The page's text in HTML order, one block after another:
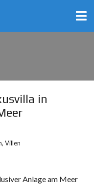
in
, Villen
Anlage am Meer